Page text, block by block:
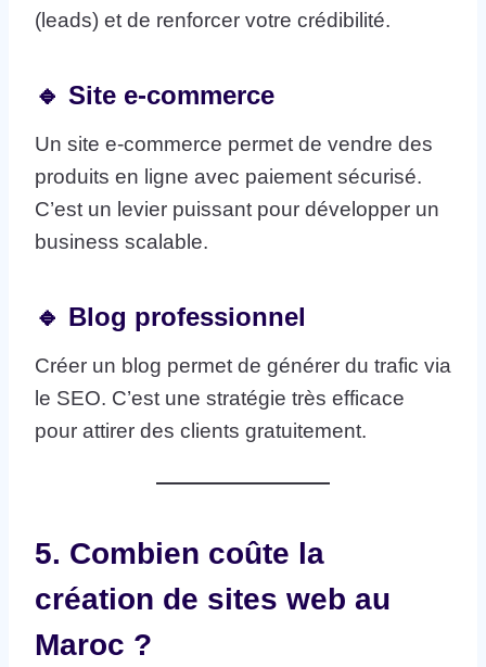
(leads) et de renforcer votre crédibilité.
🔹 Site e-commerce
Un site e-commerce permet de vendre des
produits en ligne avec paiement sécurisé.
C’est un levier puissant pour développer un
business scalable.
🔹 Blog professionnel
Créer un blog permet de générer du trafic via
le SEO. C’est une stratégie très efficace
pour attirer des clients gratuitement.
5. Combien coûte la
création de sites web au
Maroc ?